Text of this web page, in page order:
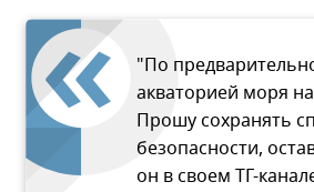
"По
акваторией моря
Прошу сохранять
безопасности,
он в своем ТГ-